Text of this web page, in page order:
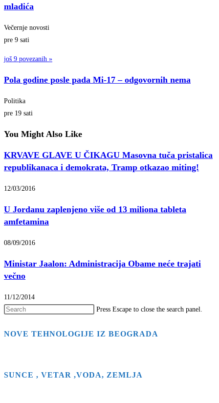
mladića
Večernje novosti
pre 9 sati
još 9 povezanih »
Pola godine posle pada Mi-17 – odgovornih nema
Politika
pre 19 sati
You Might Also Like
KRVAVE GLAVE U ČIKAGU Masovna tuča pristalica
republikanaca i demokrata, Tramp otkazao miting!
12/03/2016
U Jordanu zaplenjeno više od 13 miliona tableta
amfetamina
08/09/2016
Ministar Jaalon: Administracija Obame neće trajati
večno
11/12/2014
Press Escape to close the search panel.
NOVE TEHNOLOGIJE IZ BEOGRADA
SUNCE , VETAR ,VODA, ZEMLJA